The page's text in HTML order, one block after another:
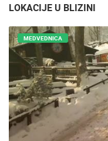
LOKACIJE U BLIZINI
MEDVEDNICA